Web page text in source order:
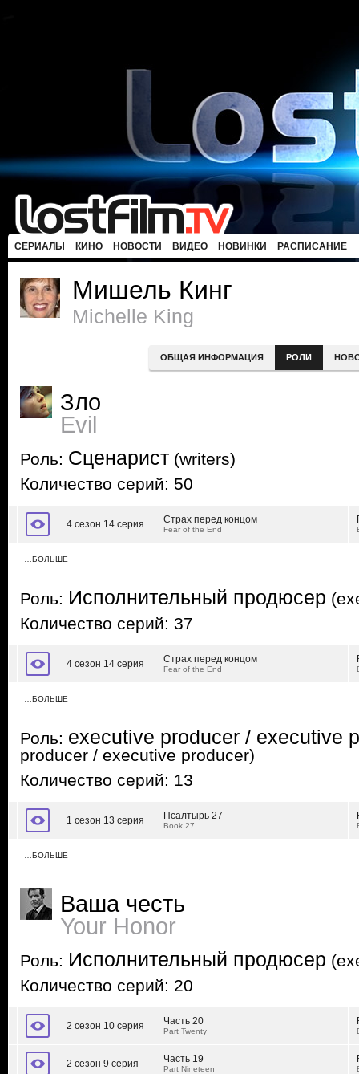
СЕРИАЛЫ КИНО НОВОСТИ ВИДЕО НОВИНКИ РАСПИСАНИЕ
Мишель Кинг
Michelle King
ОБЩАЯ ИНФОРМАЦИЯ РОЛИ
Зло
Evil
Роль: Сценарист (writers)
Количество серий: 50
4 сезон 14 серия Страх перед концом
Fear of the End
…БОЛЬШЕ
Роль: Исполнительный продюсер
Количество серий: 37
4 сезон 14 серия Страх перед концом
Fear of the End
…БОЛЬШЕ
Роль: executive producer / executive
producer / executive producer)
Количество серий: 13
1 сезон 13 серия Псалтырь 27
Book 27
…БОЛЬШЕ
Ваша честь
Your Honor
Роль: Исполнительный продюсер
Количество серий: 20
2 сезон 10 серия Часть 20
Part Twenty
2 сезон 9 серия Часть 19
Part Nineteen